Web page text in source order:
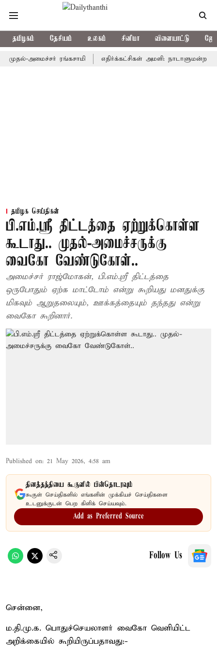
தமிழகம் தேசியம் உலகம் சினிமா விளையாட்டு
அமைச்சர் ரங்கசாமி எதிர்க்கட்சிகள் அமளி: நாடாளுமன்ற
தமிழக செய்திகள்
பி.எம்.ஸ்ரீ திட்டத்தை ஏற்றுக்கொள்ள
கூடாது.. முதல்-அமைச்சருக்கு
வைகோ வேண்டுகோள்..
அமைச்சர் ராஜ்மோகன், பி.எம்.ஸ்ரீ திட்டத்தை
ஒருபோதும் ஏற்க மாட்டோம் என்று கூறியது மனதுக்கு
மிகவும் ஆறுதலையும், ஊக்கத்தையும் தந்தது என்று
வைகோ கூறினார்.
Published on: 21 May 2026, 4:58 am
தினத்தந்தியை கூகுளில் பின்தொடரவும்
கூகுள் செய்திகளில் எங்களின் முக்கியச் செய்திகளை
உடனுக்குடன் பெற கிளிக் செய்யவும்.
Add as Preferred Source
Follow Us
சென்னை,
ம.தி.மு.க. பொதுச்செயலாளர் வைகோ வெளியிட்ட
அறிக்கையில் கூறியிருப்பதாவது:-